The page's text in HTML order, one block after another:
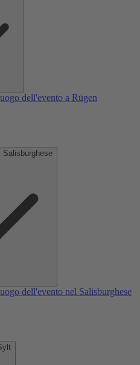
dell'evento a Rügen
Salisburghese
dell'evento nel Salisburghese